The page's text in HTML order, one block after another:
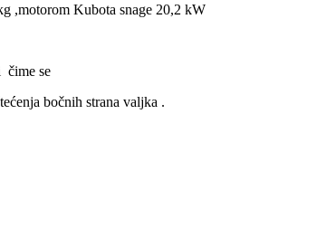
,motorom Kubota snage 20,2 kW
čime se
bočnih strana valjka .